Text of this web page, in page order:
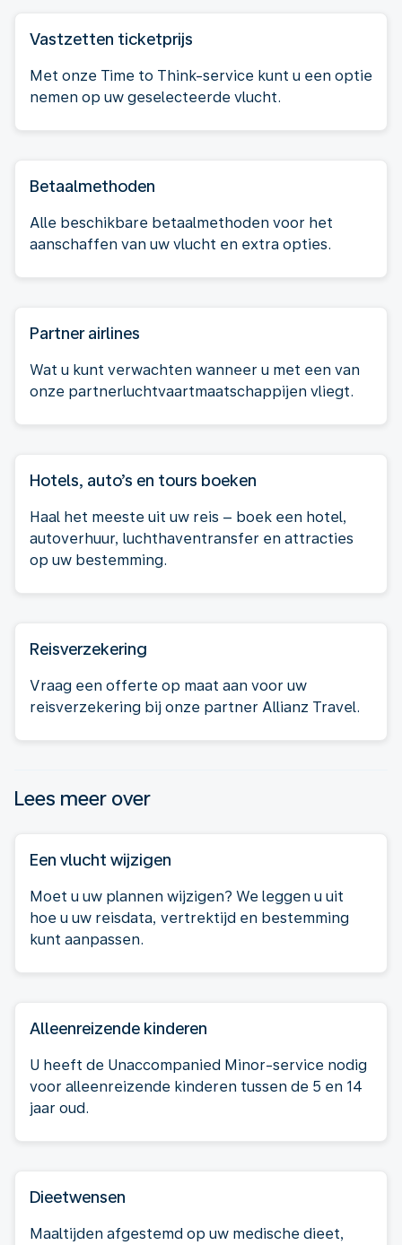
Vastzetten ticketprijs
Met onze Time to Think-service kunt u een optie
nemen op uw geselecteerde vlucht.
Betaalmethoden
Alle beschikbare betaalmethoden voor het
aanschaffen van uw vlucht en extra opties.
Partner airlines
Wat u kunt verwachten wanneer u met een van
onze partnerluchtvaartmaatschappijen vliegt.
Hotels, auto’s en tours boeken
Haal het meeste uit uw reis – boek een hotel,
autoverhuur, luchthaventransfer en attracties
op uw bestemming.
Reisverzekering
Vraag een offerte op maat aan voor uw
reisverzekering bij onze partner Allianz Travel.
Lees meer over
Een vlucht wijzigen
Moet u uw plannen wijzigen? We leggen u uit
hoe u uw reisdata, vertrektijd en bestemming
kunt aanpassen.
Alleenreizende kinderen
U heeft de Unaccompanied Minor-service nodig
voor alleenreizende kinderen tussen de 5 en 14
jaar oud.
Dieetwensen
Maaltijden afgestemd op uw medische dieet,